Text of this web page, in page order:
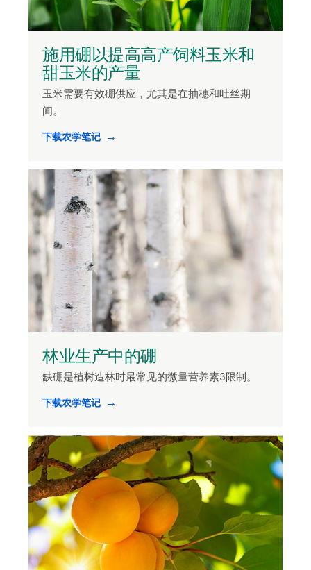
施用硼以提高高产饲料玉米和
甜玉米的产量
玉米需要有效硼供应，尤其是在抽穗和吐丝期
间。
下载农学笔记
林业生产中的硼
缺硼是植树造林时最常见的微量营养素3限制。
下载农学笔记